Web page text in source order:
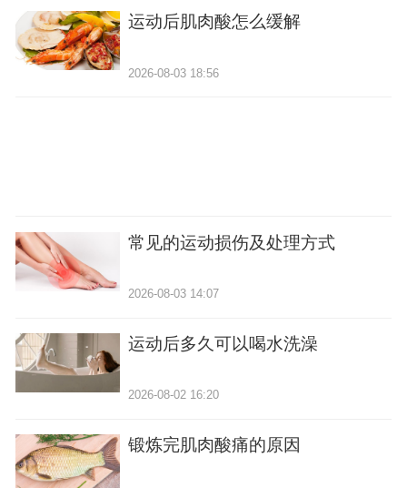
运动后肌肉酸怎么缓解
2026-08-03 18:56
常见的运动损伤及处理方式
2026-08-03 14:07
运动后多久可以喝水洗澡
2026-08-02 16:20
锻炼完肌肉酸痛的原因